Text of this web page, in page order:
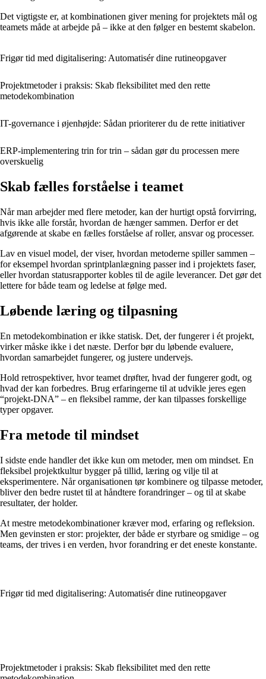
Det vigtigste er, at kombinationen giver mening for projektets mål og
teamets måde at arbejde på – ikke at den følger en bestemt skabelon.
Frigør tid med digitalisering: Automatisér dine rutineopgaver
Projektmetoder i praksis: Skab fleksibilitet med den rette
metodekombination
IT-governance i øjenhøjde: Sådan prioriterer du de rette initiativer
ERP-implementering trin for trin – sådan gør du processen mere
overskuelig
Skab fælles forståelse i teamet
Når man arbejder med flere metoder, kan der hurtigt opstå forvirring,
hvis ikke alle forstår, hvordan de hænger sammen. Derfor er det
afgørende at skabe en fælles forståelse af roller, ansvar og processer.
Lav en visuel model, der viser, hvordan metoderne spiller sammen –
for eksempel hvordan sprintplanlægning passer ind i projektets faser,
eller hvordan statusrapporter kobles til de agile leverancer. Det gør det
lettere for både team og ledelse at følge med.
Løbende læring og tilpasning
En metodekombination er ikke statisk. Det, der fungerer i ét projekt,
virker måske ikke i det næste. Derfor bør du løbende evaluere,
hvordan samarbejdet fungerer, og justere undervejs.
Hold retrospektiver, hvor teamet drøfter, hvad der fungerer godt, og
hvad der kan forbedres. Brug erfaringerne til at udvikle jeres egen
“projekt-DNA” – en fleksibel ramme, der kan tilpasses forskellige
typer opgaver.
Fra metode til mindset
I sidste ende handler det ikke kun om metoder, men om mindset. En
fleksibel projektkultur bygger på tillid, læring og vilje til at
eksperimentere. Når organisationen tør kombinere og tilpasse metoder,
bliver den bedre rustet til at håndtere forandringer – og til at skabe
resultater, der holder.
At mestre metodekombinationer kræver mod, erfaring og refleksion.
Men gevinsten er stor: projekter, der både er styrbare og smidige – og
teams, der trives i en verden, hvor forandring er det eneste konstante.
Frigør tid med digitalisering: Automatisér dine rutineopgaver
Projektmetoder i praksis: Skab fleksibilitet med den rette